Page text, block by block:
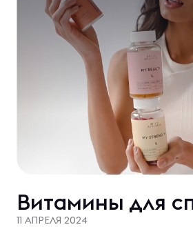
Витамины для
11 АПРЕЛЯ 2024